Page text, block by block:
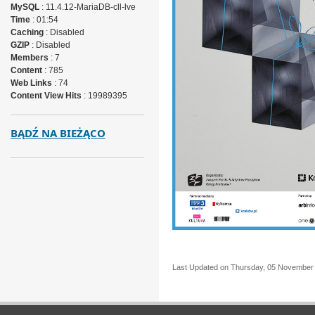
Last Updated on Thursday, 05
MySQL: 11.4.12-MariaDB-cll-lve
Time: 01:54
Caching: Disabled
GZIP: Disabled
Members : 7
Content: 785
Web Links : 74
Content View Hits : 19989395
BĄDŹ NA BIEŻĄCO